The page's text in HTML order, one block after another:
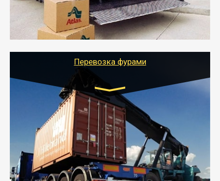
- Тайгер Логистик подберет автотранспорт, быстро и
качественно организует переезд к новому месту
службы или работы с гарантией сохранности груза и
оформлением документов, подтверждающих
Перевозка фурами
Транспорт:
Еврофура Тент от 5 до 10 тонн
грузоподъемность
от 10 000 руб. Возможен догруз
- Доставка фурой до 20 т возможна для больших
объемов грузов, упакованных в коробки, мешки,
паллеты и россыпью в самые отдаленные места